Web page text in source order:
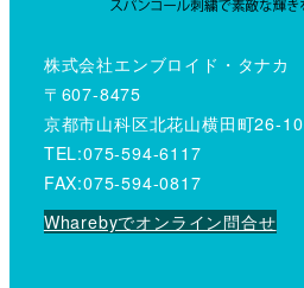
株式会社エンブロイド・タナカ
〒607-8475
京都市山科区北花山横田町26-10
TEL:075-594-6117
FAX:075-594-0817
Wharebyでオンライン問合せ